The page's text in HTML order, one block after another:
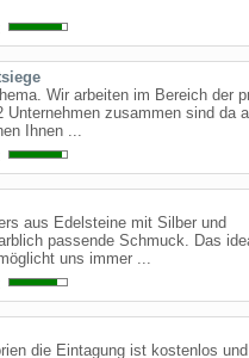
Wir arbeiten im Bereich der
Unternehmen zusammen sind da
Ihnen ...
aus Edelsteine mit Silber und
passende Schmuck. Das
uns immer ...
die Eintagung ist kostenlos